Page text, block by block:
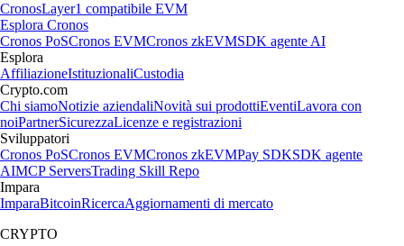
CronosLayer1 compatibile EVM
Esplora Cronos
Cronos PoSCronos EVMCronos zkEVMSDK agente AI
Esplora
AffiliazioneIstituzionaliCustodia
Crypto.com
Chi siamoNotizie aziendaliNovità sui prodottiEventiLavora con
noiPartnerSicurezzaLicenze e registrazioni
Sviluppatori
Cronos PoSCronos EVMCronos zkEVMPay SDKSDK agente
AIMCP ServersTrading Skill Repo
Impara
ImparaBitcoinRicercaAggiornamenti di mercato
CRYPTO